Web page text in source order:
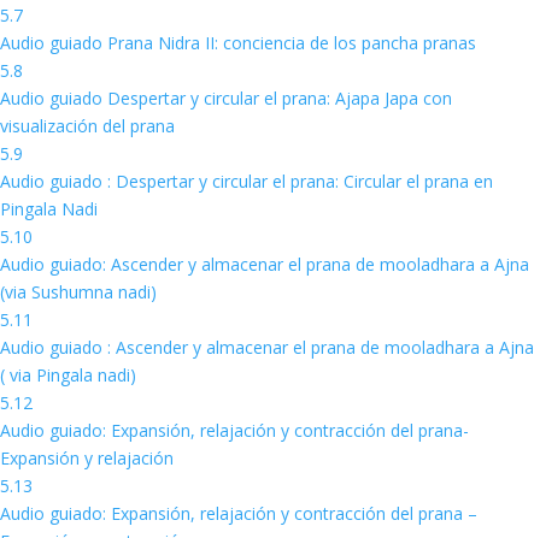
5.7
Audio guiado Prana Nidra II: conciencia de los pancha pranas
5.8
Audio guiado Despertar y circular el prana: Ajapa Japa con
visualización del prana
5.9
Audio guiado : Despertar y circular el prana: Circular el prana en
Pingala Nadi
5.10
Audio guiado: Ascender y almacenar el prana de mooladhara a Ajna
(via Sushumna nadi)
5.11
Audio guiado : Ascender y almacenar el prana de mooladhara a Ajna
( via Pingala nadi)
5.12
Audio guiado: Expansión, relajación y contracción del prana-
Expansión y relajación
5.13
Audio guiado: Expansión, relajación y contracción del prana –